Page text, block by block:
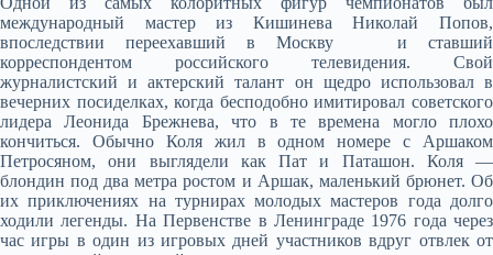
международный мастер из Кишинева Николай Попов,
впоследствии переехавший в Москву и ставший
корреспондентом российского телевидения. Свой
журналистский и актерский талант он щедро использовал в
вечерних посиделках, когда бесподобно имитировал советского
лидера Леонида Брежнева, что в те времена могло плохо
кончиться. Обычно Коля жил в одном номере с Аршаком
Петросяном, они выглядели как Пат и Паташон. Коля —
блондин под два метра ростом и Аршак, маленький брюнет. Об
их приключениях на турнирах молодых мастеров года долго
ходили легенды. На Первенстве в Ленинграде 1976 года через
час игры в один из игровых дней участников вдруг отвлек от